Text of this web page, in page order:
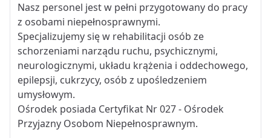
Nasz personel jest w pełni przygotowany do pracy
z osobami niepełnosprawnymi.
Specjalizujemy się w rehabilitacji osób ze
schorzeniami narządu ruchu, psychicznymi,
neurologicznymi, układu krążenia i oddechowego,
epilepsji, cukrzycy, osób z upośledzeniem
umysłowym.
Ośrodek posiada Certyfikat Nr 027 - Ośrodek
Przyjazny Osobom Niepełnosprawnym.